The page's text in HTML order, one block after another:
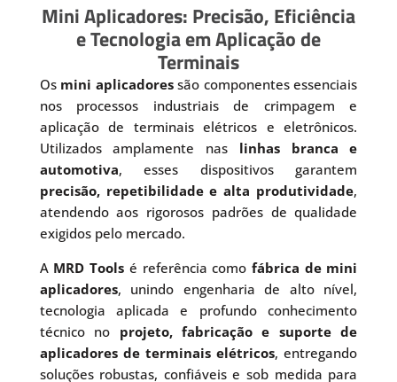
Mini Aplicadores: Precisão, Eficiência
e Tecnologia em Aplicação de
Terminais
Os mini aplicadoressão componentes essenciais
nos processos industriais de crimpagem e
aplicação de terminais elétricos e eletrônicos.
Utilizados amplamente nas linhas branca e
automotiva, esses dispositivos garantem
precisão, repetibilidade e alta produtividade,
atendendo aos rigorosos padrões de qualidade
exigidos pelo mercado.
A MRD Tools é referência como fábrica de mini
aplicadores, unindo engenharia de alto nível,
tecnologia aplicada e profundo conhecimento
técnico no projeto, fabricação e suporte de
aplicadores de terminais elétricos, entregando
soluções robustas, confiáveis e sob medida para